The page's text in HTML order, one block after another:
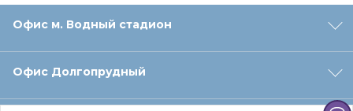
Офис м. Водный стадион
Офис Долгопрудный